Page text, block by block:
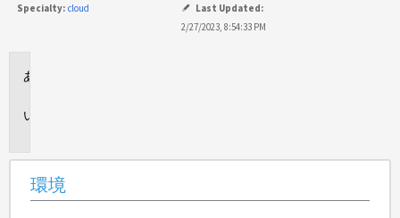
Specialty: cloud
Last Updated:
2/27/2023, 8:54:33 PM
環境